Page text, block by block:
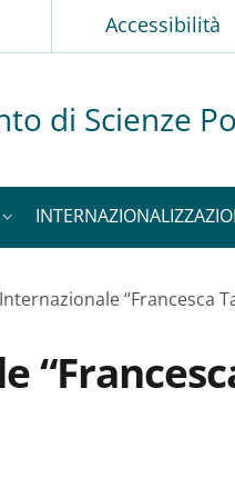
Accessibilità
di Scienze
“Francesca